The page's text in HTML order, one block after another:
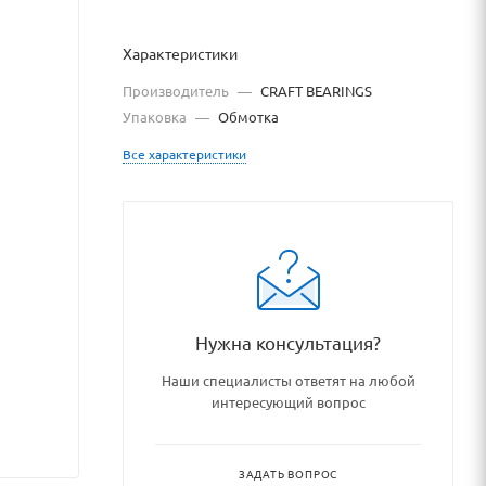
Характеристики
Производитель — CRAFT BEARINGS
Упаковка — Обмотка
Все характеристики
Нужна консультация?
Наши специалисты ответят на любой
интересующий вопрос
ЗАДАТЬ ВОПРОС